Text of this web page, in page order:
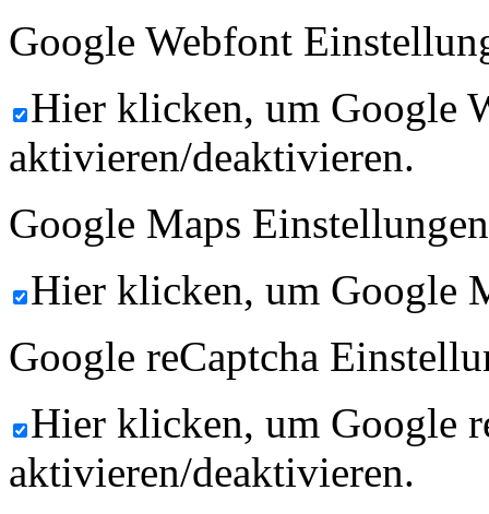
Google Webfont
Hier klicken, um Google
aktivieren/deaktivieren.
Google Maps
Hier klicken, um Google
Google reCaptcha
Hier klicken, um Google
aktivieren/deaktivieren.